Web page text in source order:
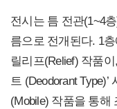
전시는 틈 전관(1~4
름으로 전개된다. 1층
릴리프(Relief) 작품
트 (Deodorant
(Mobile) 작품을 통해